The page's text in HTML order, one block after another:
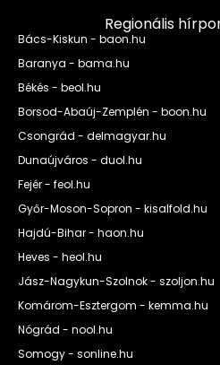
Regionális
Bács-Kiskun - baon.hu
Baranya - bama.hu
Békés - beol.hu
Borsod-Abaúj-Zemplén - boon.hu
Csongrád - delmagyar.hu
Dunaújváros - duol.hu
Fejér - feol.hu
Győr-Moson-Sopron - kisalfold.hu
Hajdú-Bihar - haon.hu
Heves - heol.hu
Jász-Nagykun-Szolnok - szoljon.hu
Komárom-Esztergom - kemma.hu
Nógrád - nool.hu
Somogy - sonline.hu